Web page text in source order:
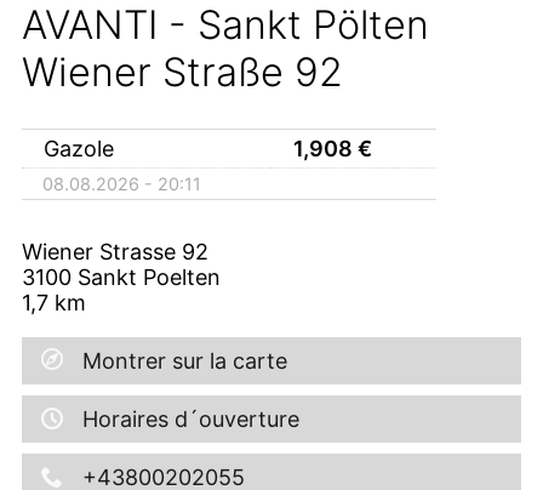
AVANTI - Sankt Pölten
Wiener Straße 92
Gazole 1,908 €
08.08.2026 - 20:11
Wiener Strasse 92
3100 Sankt Poelten
1,7 km
Montrer sur la carte
Horaires d´ouverture
+43800202055